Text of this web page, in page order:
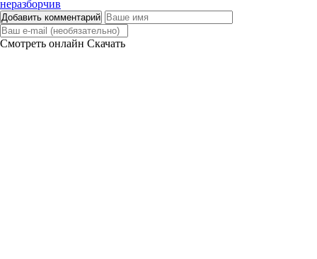
Добавить комментарий
Смотреть онлайн Скачать